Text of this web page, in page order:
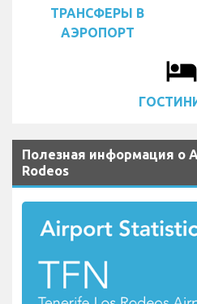
ТРАНСФЕРЫ В
АЭРОПОРТ
local_hotel
Полезная информация о
Rodeos